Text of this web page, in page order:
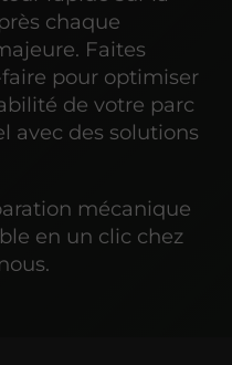
chaque
Faites
pour optimiser
de votre parc
avec des solutions
mécanique
en un clic chez